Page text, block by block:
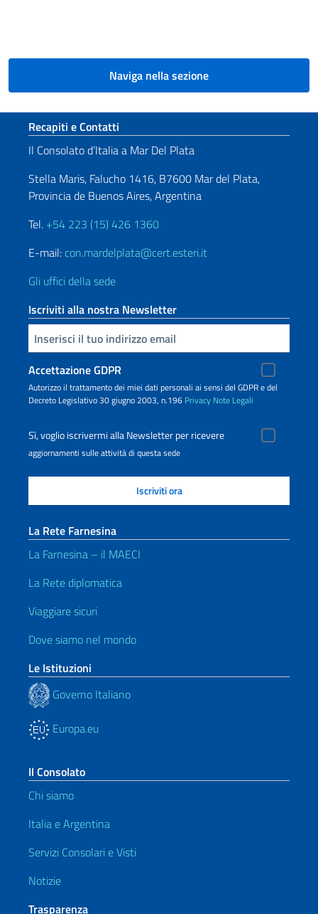
Naviga nella sezione
Sezione footer
Recapiti e Contatti
Il Consolato d’Italia a Mar Del Plata
Stella Maris, Falucho 1416, B7600 Mar del Plata,
Provincia de Buenos Aires, Argentina
Tel. +54 223 (15) 426 1360
E-mail: con.mardelplata@cert.esteri.it
Gli uffici della sede
Iscriviti alla nostra Newsletter
Inserisci la tua email
Accettazione GDPR
Autorizzo il trattamento dei miei dati personali ai sensi del GDPR e del
Decreto Legislativo 30 giugno 2003, n.196 Privacy Note Legali
Sì, voglio iscrivermi alla Newsletter per ricevere
aggiornamenti sulle attività di questa sede
La Rete Farnesina
La Farnesina – il MAECI
La Rete diplomatica
Viaggiare sicuri
Dove siamo nel mondo
Le Istituzioni
Governo Italiano
Europa.eu
Il Consolato
Chi siamo
Italia e Argentina
Servizi Consolari e Visti
Notizie
Trasparenza